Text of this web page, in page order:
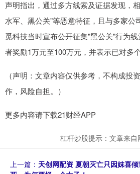
声明指出，通过多方线索及证据发现，
水军、黑公关"等恶意特征，且与多家公
觅科技当时宣布公开征集"黑公关"行为
者奖励1万元至100万元，并表示已对多
（声明：文章内容仅供参考，不构成投
作，风险自担。）
更多内容请下载21财经APP
杠杆炒股提示：文章来自
上一篇： 天创网配资 夏朝灭亡只因妺喜